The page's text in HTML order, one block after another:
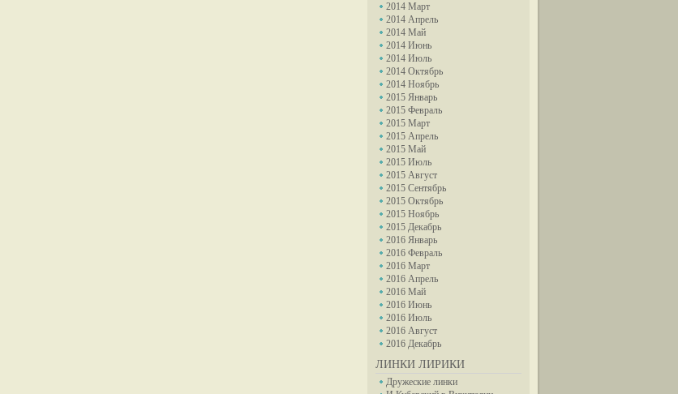
2014 Март
2014 Апрель
2014 Май
2014 Июнь
2014 Июль
2014 Октябрь
2014 Ноябрь
2015 Январь
2015 Февраль
2015 Март
2015 Апрель
2015 Май
2015 Июль
2015 Август
2015 Сентябрь
2015 Октябрь
2015 Ноябрь
2015 Декабрь
2016 Январь
2016 Февраль
2016 Март
2016 Апрель
2016 Май
2016 Июнь
2016 Июль
2016 Август
2016 Декабрь
ЛИНКИ ЛИРИКИ
Дружеские линки